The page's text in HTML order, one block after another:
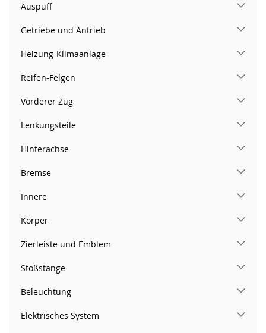
Auspuff
Getriebe und Antrieb
Heizung-Klimaanlage
Reifen-Felgen
Vorderer Zug
Lenkungsteile
Hinterachse
Bremse
Innere
Körper
Zierleiste und Emblem
Stoßstange
Beleuchtung
Elektrisches System